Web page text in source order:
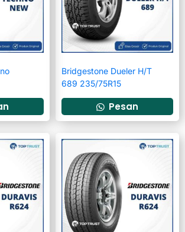
Bridgestone Dueler H/T
689 235/75R15
Pesan